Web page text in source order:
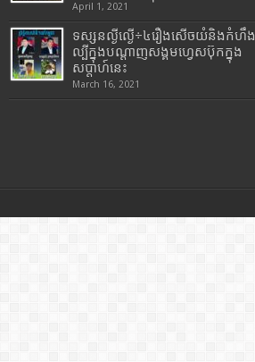
April 1, 2021
ទស្សនល្ងីល្ងើ÷៤រឿងសើចយំនិងកំហឹង
ល្បីក្នុងបណ្តាញសង្គមហ្វេសប៊ុកក្នុង
សប្តាហ៍នេះ
March 16, 2021